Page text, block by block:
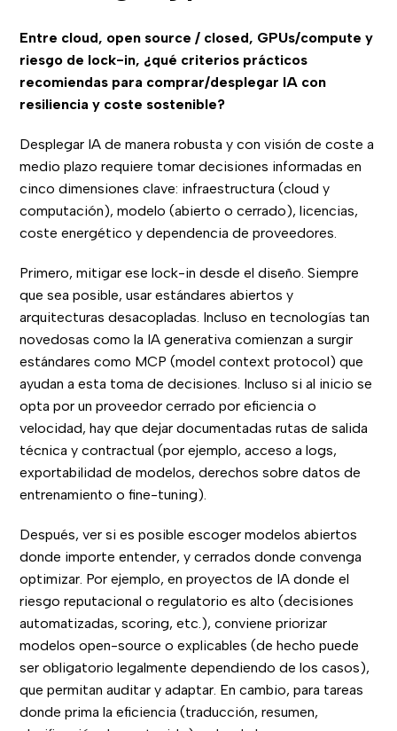
Entre cloud, open source / closed, GPUs/compute y
riesgo de lock-in, ¿qué criterios prácticos
recomiendas para comprar/desplegar IA con
resiliencia y coste sostenible?
Desplegar IA de manera robusta y con visión de coste a
medio plazo requiere tomar decisiones informadas en
cinco dimensiones clave: infraestructura (cloud y
computación), modelo (abierto o cerrado), licencias,
coste energético y dependencia de proveedores.
Primero, mitigar ese lock-in desde el diseño. Siempre
que sea posible, usar estándares abiertos y
arquitecturas desacopladas. Incluso en tecnologías tan
novedosas como la IA generativa comienzan a surgir
estándares como MCP (model context protocol) que
ayudan a esta toma de decisiones. Incluso si al inicio se
opta por un proveedor cerrado por eficiencia o
velocidad, hay que dejar documentadas rutas de salida
técnica y contractual (por ejemplo, acceso a logs,
exportabilidad de modelos, derechos sobre datos de
entrenamiento o fine-tuning).
Después, ver si es posible escoger modelos abiertos
donde importe entender, y cerrados donde convenga
optimizar. Por ejemplo, en proyectos de IA donde el
riesgo reputacional o regulatorio es alto (decisiones
automatizadas, scoring, etc.), conviene priorizar
modelos open-source o explicables (de hecho puede
ser obligatorio legalmente dependiendo de los casos),
que permitan auditar y adaptar. En cambio, para tareas
donde prima la eficiencia (traducción, resumen,